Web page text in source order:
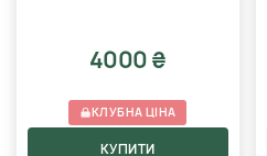
4000 ₴
КЛУБНА ЦІНА
КУПИТИ